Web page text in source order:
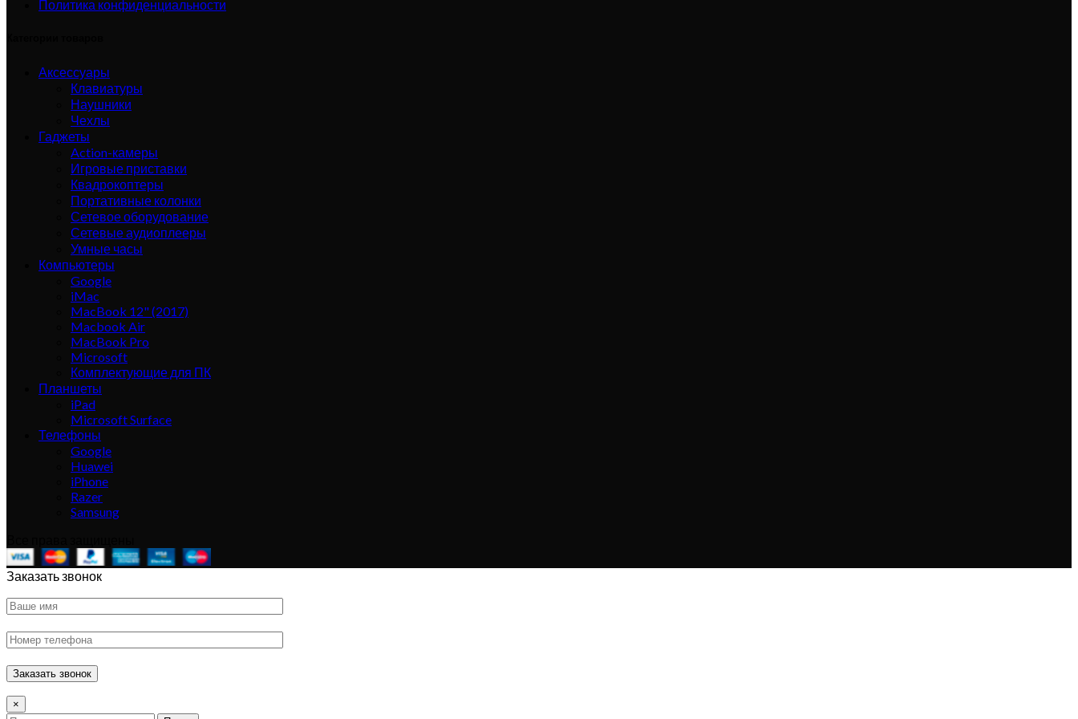
Политика конфиденциальности
Аксессуары
Клавиатуры
Наушники
Чехлы
Гаджеты
Action-камеры
Игровые приставки
Квадрокоптеры
Портативные колонки
Сетевое оборудование
Сетевые аудиоплееры
Умные часы
Компьютеры
Google
iMac
MacBook 12" (2017)
Macbook Air
MacBook Pro
Microsoft
Комплектующие для ПК
Планшеты
iPad
Microsoft Surface
Телефоны
Google
Huawei
iPhone
Razer
Samsung
Заказать звонок
×